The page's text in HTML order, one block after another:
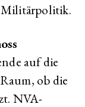
Militärpolitik.
auf die
ob die
NVA-